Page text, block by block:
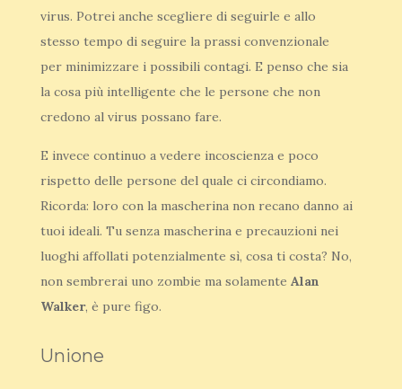
virus. Potrei anche scegliere di seguirle e allo
stesso tempo di seguire la prassi convenzionale
per minimizzare i possibili contagi. E penso che sia
la cosa più intelligente che le persone che non
credono al virus possano fare.
E invece continuo a vedere incoscienza e poco
rispetto delle persone del quale ci circondiamo.
Ricorda: loro con la mascherina non recano danno ai
tuoi ideali. Tu senza mascherina e precauzioni nei
luoghi affollati potenzialmente sì, cosa ti costa? No,
non sembrerai uno zombie ma solamente Alan
Walker, è pure figo.
Unione